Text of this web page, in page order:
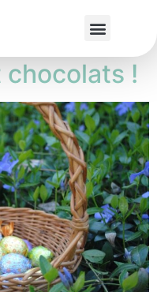
chocolats !